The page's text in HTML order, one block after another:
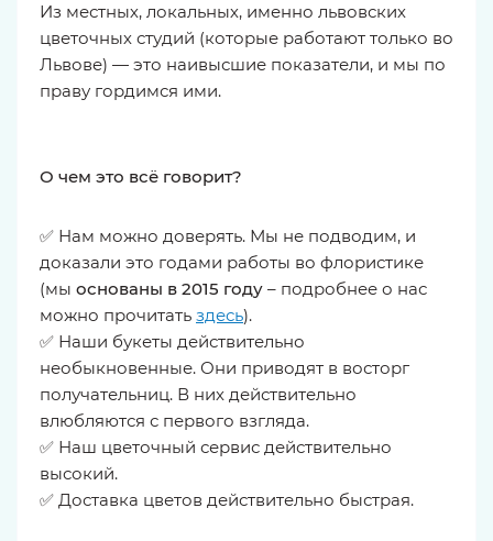
Из местных, локальных, именно львовских
цветочных студий (которые работают только во
Львове) — это наивысшие показатели, и мы по
праву гордимся ими.
О чем это всё говорит?
✅ Нам можно доверять. Мы не подводим, и
доказали это годами работы во флористике
(мы основаны в 2015 году – подробнее о нас
можно прочитать здесь).
✅ Наши букеты действительно
необыкновенные. Они приводят в восторг
получательниц. В них действительно
влюбляются с первого взгляда.
✅ Наш цветочный сервис действительно
высокий.
✅ Доставка цветов действительно быстрая.